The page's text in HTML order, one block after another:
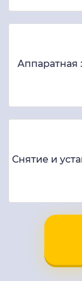
Аппаратная
Снятие и